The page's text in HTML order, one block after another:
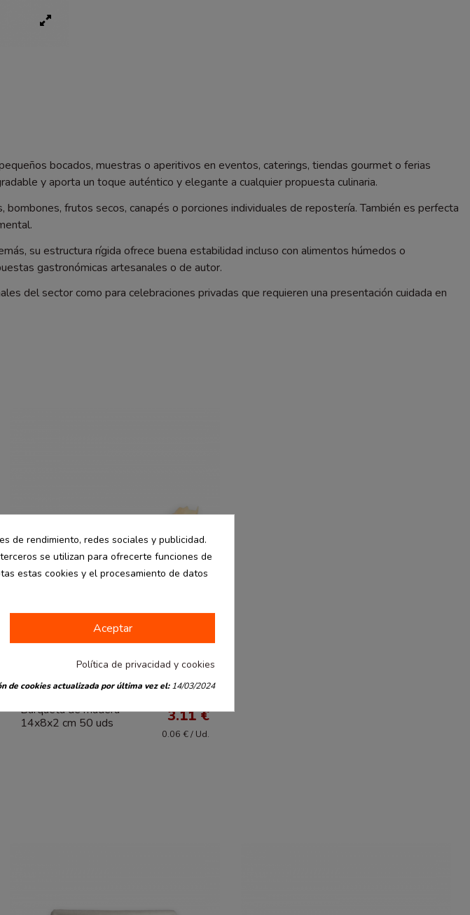
bocados, muestras o aperitivos en eventos, caterings, tiendas gourmet o ferias
y aporta un toque auténtico y elegante a cualquier propuesta culinaria.
frutos secos, canapés o porciones individuales de repostería. También es perfecta
su estructura rígida ofrece buena estabilidad incluso con alimentos húmedos o
gastronómicas artesanales o de autor.
del sector como para celebraciones privadas que requieren una presentación cuidada en
Barqueta de madera
14x8x2 cm 50 uds
3.11 €
0.06 € / Ud.
de rendimiento, redes sociales y publicidad.
se utilizan para ofrecerte funciones de
estas cookies y el procesamiento de datos
Aceptar
Política de privacidad y cookies
de cookies actualizada por última vez el:14/03/2024